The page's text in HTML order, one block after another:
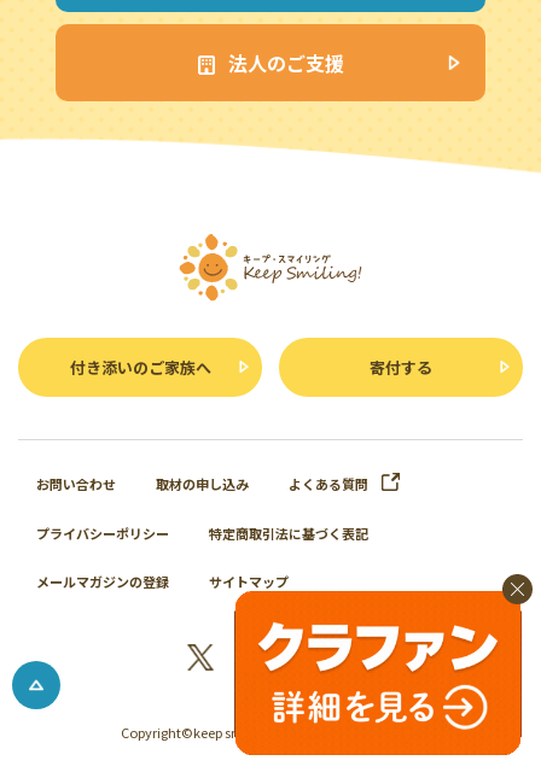
法人のご支援
付き添いのご家族へ 寄付する
お問い合わせ 取材の申し込み よくある質問
プライバシーポリシー 特定商取引法に基づく表記
メールマガジンの登録 サイトマップ
Copyright©keep smiling 2024 All Rights Reserved.